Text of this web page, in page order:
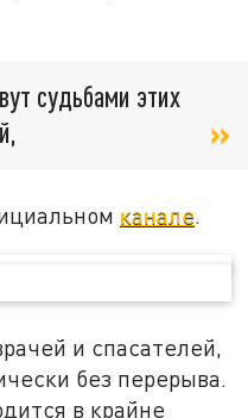
судьбами этих
канале.
и спасателей,
без перерыва.
в крайне